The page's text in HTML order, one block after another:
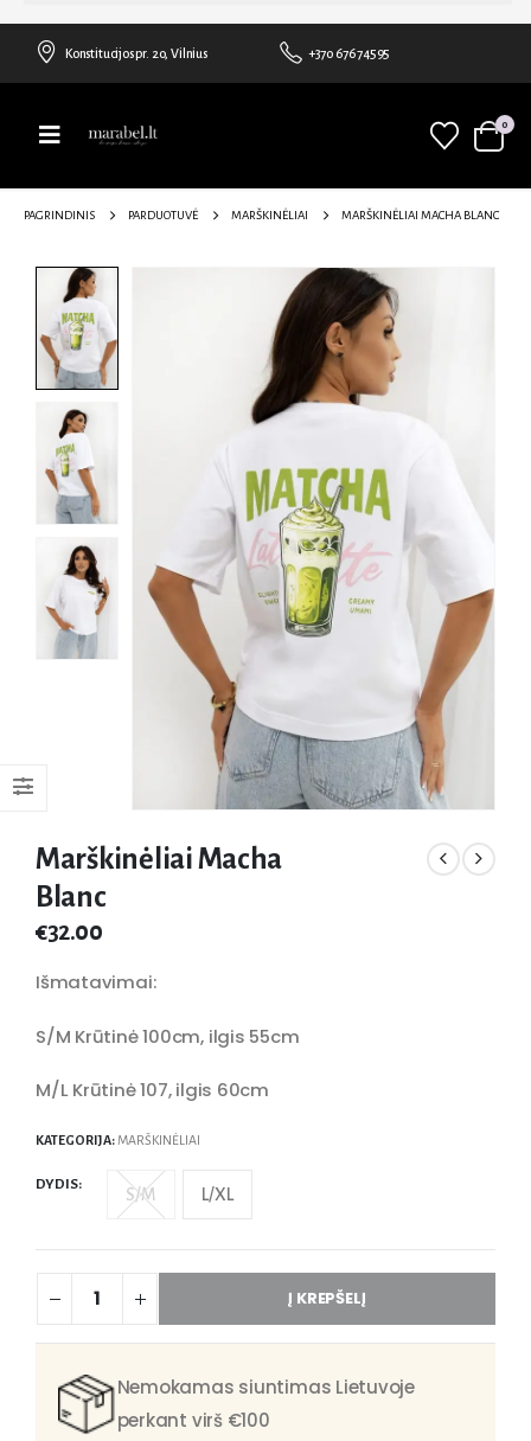
Konstitucijos pr. 20, Vilnius +370 676 74595
0
PAGRINDINIS PARDUOTUVĖ MARŠKINĖLIAI MARŠKINĖLIAI MACHA BLANC
Marškinėliai Macha
Blanc
€32.00
Išmatavimai:
S/M Krūtinė 100cm, ilgis 55cm
M/L Krūtinė 107, ilgis 60cm
KATEGORIJA: MARŠKINĖLIAI
DYDIS
S/M L/XL
Į KREPŠELĮ
Nemokamas siuntimas Lietuvoje
perkant virš €100